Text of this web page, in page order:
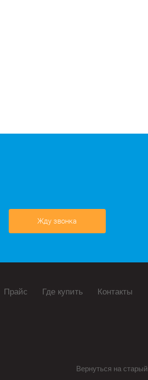
Жду звонка
Прайс Где купить Контакты
Вернуться на